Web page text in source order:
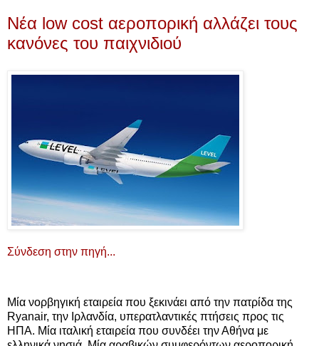
Νέα low cost αεροπορική αλλάζει τους
κανόνες του παιχνιδιού
Σύνδεση στην πηγή...
Μία νορβηγική εταιρεία που ξεκινάει από την πατρίδα της
Ryanair, την Ιρλανδία, υπερατλαντικές πτήσεις προς τις
ΗΠΑ. Μία ιταλική εταιρεία που συνδέει την Αθήνα με